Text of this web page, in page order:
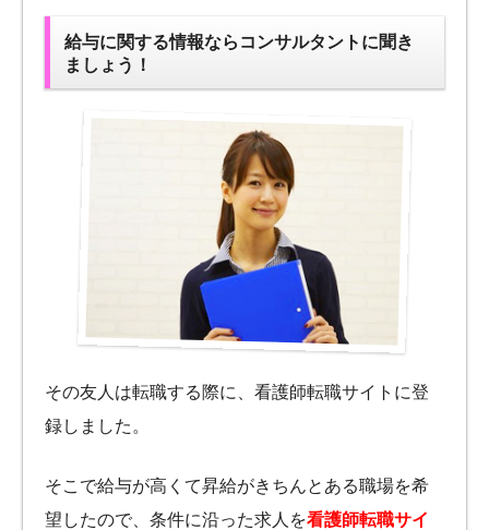
給与に関する情報ならコンサルタントに聞き
ましょう！
その友人は転職する際に、看護師転職サイトに登
録しました。
そこで給与が高くて昇給がきちんとある職場を希
望したので、条件に沿った求人を看護師転職サイ